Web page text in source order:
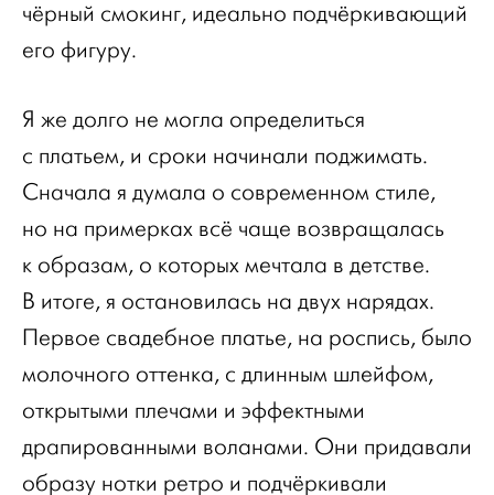
чёрный смокинг, идеально подчёркивающий
его фигуру.
Я же долго не могла определиться
с платьем, и сроки начинали поджимать.
Сначала я думала о современном стиле,
но на примерках всё чаще возвращалась
к образам, о которых мечтала в детстве.
В итоге, я остановилась на двух нарядах.
Первое свадебное платье, на роспись, было
молочного оттенка, с длинным шлейфом,
открытыми плечами и эффектными
драпированными воланами. Они придавали
образу нотки ретро и подчёркивали